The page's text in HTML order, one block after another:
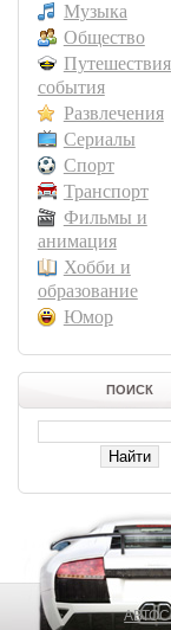
Музыка
Общество
события
Развлечения
Сериалы
Спорт
Транспорт
Фильмы и
анимация
Хобби и
образование
Юмор
ПОИСК